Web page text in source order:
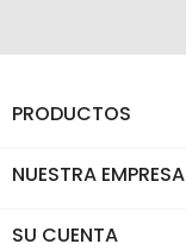
PRODUCTOS
NUESTRA EMPRESA
SU CUENTA